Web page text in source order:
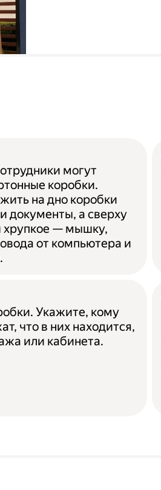
могут
коробки.
на дно коробки
документы, а сверху
хрупкое — мышку,
от компьютера и
Укажите, кому
что в них находится,
или кабинета.